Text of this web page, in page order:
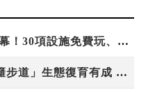
高雄最大親子遊樂園8/8開幕！30項設施免費玩、YOYO家族嗨翻暑假
虎頭埤森林秘境！「枯樹籬步道」生態復育有成 走進大自然生命教室